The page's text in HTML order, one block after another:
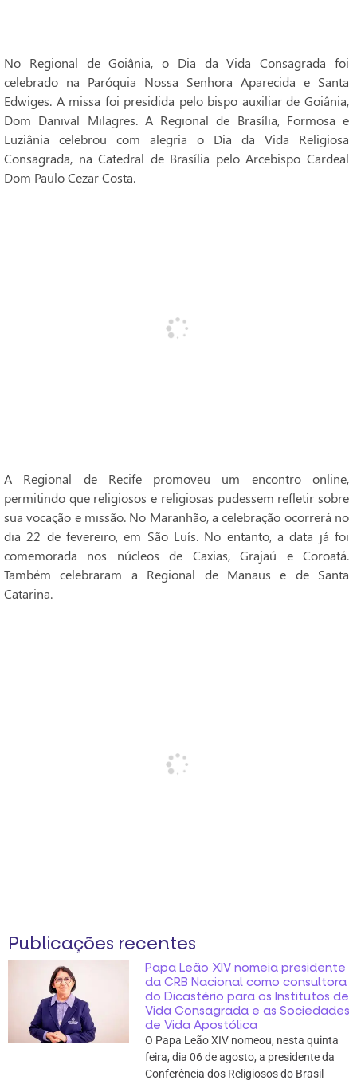
No Regional de Goiânia, o Dia da Vida Consagrada foi
celebrado na Paróquia Nossa Senhora Aparecida e Santa
Edwiges. A missa foi presidida pelo bispo auxiliar de Goiânia,
Dom Danival Milagres. A Regional de Brasília, Formosa e
Luziânia celebrou com alegria o Dia da Vida Religiosa
Consagrada, na Catedral de Brasília pelo Arcebispo Cardeal
Dom Paulo Cezar Costa.
A Regional de Recife promoveu um encontro online,
permitindo que religiosos e religiosas pudessem refletir sobre
sua vocação e missão. No Maranhão, a celebração ocorrerá no
dia 22 de fevereiro, em São Luís. No entanto, a data já foi
comemorada nos núcleos de Caxias, Grajaú e Coroatá.
Também celebraram a Regional de Manaus e de Santa
Catarina.
Publicações recentes
Papa Leão XIV nomeia presidente
da CRB Nacional como consultora
do Dicastério para os Institutos de
Vida Consagrada e as Sociedades
de Vida Apostólica
O Papa Leão XIV nomeou, nesta quinta
feira, dia 06 de agosto, a presidente da
Conferência dos Religiosos do Brasil